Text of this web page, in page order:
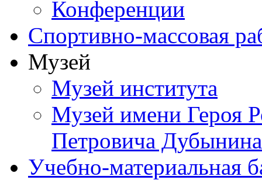
Конференции
Спортивно-массовая
Музей
Музей института
Музей имени Героя
Петровича Дубынина
Учебно-материальная